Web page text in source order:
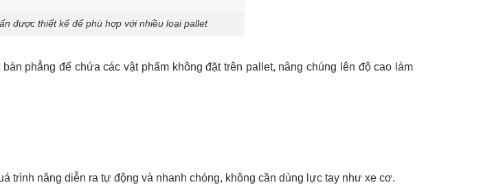
được thiết kế để phù hợp với nhiều loại pallet
phẳng để chứa các vật phẩm không đặt trên pallet, nâng chúng lên độ cao làm
trình nâng diễn ra tự động và nhanh chóng, không cần dùng lực tay như xe cơ.